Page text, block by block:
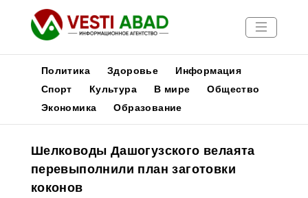
Новости
Медиа
Афиша
Политика Здоровье
Информация
Спорт
Культура В мире
Общество
Экономика
Образование
Шелководы Дашогузского велаята
перевыполнили план заготовки
коконов